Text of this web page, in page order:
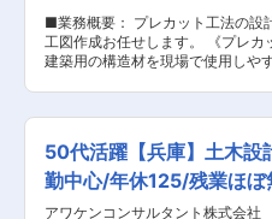
プレカット工場設計部門としてス
後木造軸組金物「NK工法」を開発
業化に成功しました。中規模以下
建築を増やすための高品質なサー
います。日本の気候に適した上で
て、より手軽で安価にすることで
を構築していきます。 変更の範囲：会社の定める
業務
あれば、9割程度のものあります
頂くケースもございます。 ■働き方： 月の残業
時間は案件の状況によって異なり
時間程度になります。 ■組織構成： ・現在約14
名（20代2名、30代6名、40代3
アシスタント業務など簡単な業務
す。ご経験を積んでいただいた後
者としてご活躍いただくことを期
す。 構造設計を担当するようにな
■業務概要： プレカット工法の設
工図作成お任せします。 《プレカットとは？》
建築用の構造材を現場で使用しや
工期短縮にも繋がります。 ■業務詳細： 【対象
物件】木造住宅(2〜4階建て)・保
【取引先】設計事務所・工務店 【
件程度 【業務】プレカット工法の
の作成 ■受注後の流れ： （1）設計事務所・工務
店から案件受注 （2）依頼があった
50代活躍【兵庫】土木
勤中心/年休125/残業ほ
アワケンコンサルタント株式会社